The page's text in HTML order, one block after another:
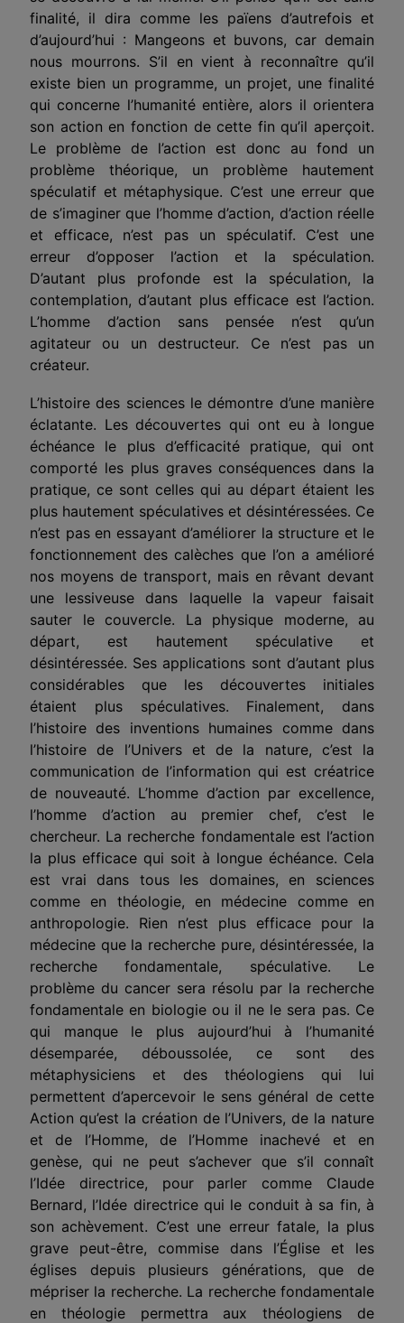
finalité, il dira comme les païens d’autrefois et
d’aujourd’hui : Mangeons et buvons, car demain
nous mourrons. S’il en vient à reconnaître qu’il
existe bien un programme, un projet, une finalité
qui concerne l’humanité entière, alors il orientera
son action en fonction de cette fin qu’il aperçoit.
Le problème de l’action est donc au fond un
problème théorique, un problème hautement
spéculatif et métaphysique. C’est une erreur que
de s’imaginer que l’homme d’action, d’action réelle
et efficace, n’est pas un spéculatif. C’est une
erreur d’opposer l’action et la spéculation.
D’autant plus profonde est la spéculation, la
contemplation, d’autant plus efficace est l’action.
L’homme d’action sans pensée n’est qu’un
agitateur ou un destructeur. Ce n’est pas un
créateur.
L’histoire des sciences le démontre d’une manière
éclatante. Les découvertes qui ont eu à longue
échéance le plus d’efficacité pratique, qui ont
comporté les plus graves conséquences dans la
pratique, ce sont celles qui au départ étaient les
plus hautement spéculatives et désintéressées. Ce
n’est pas en essayant d’améliorer la structure et le
fonctionnement des calèches que l’on a amélioré
nos moyens de transport, mais en rêvant devant
une lessiveuse dans laquelle la vapeur faisait
sauter le couvercle. La physique moderne, au
départ, est hautement spéculative et
désintéressée. Ses applications sont d’autant plus
considérables que les découvertes initiales
étaient plus spéculatives. Finalement, dans
l’histoire des inventions humaines comme dans
l’histoire de l’Univers et de la nature, c’est la
communication de l’information qui est créatrice
de nouveauté. L’homme d’action par excellence,
l’homme d’action au premier chef, c’est le
chercheur. La recherche fondamentale est l’action
la plus efficace qui soit à longue échéance. Cela
est vrai dans tous les domaines, en sciences
comme en théologie, en médecine comme en
anthropologie. Rien n’est plus efficace pour la
médecine que la recherche pure, désintéressée, la
recherche fondamentale, spéculative. Le
problème du cancer sera résolu par la recherche
fondamentale en biologie ou il ne le sera pas. Ce
qui manque le plus aujourd’hui à l’humanité
désemparée, déboussolée, ce sont des
métaphysiciens et des théologiens qui lui
permettent d’apercevoir le sens général de cette
Action qu’est la création de l’Univers, de la nature
et de l’Homme, de l’Homme inachevé et en
genèse, qui ne peut s’achever que s’il connaît
l’Idée directrice, pour parler comme Claude
Bernard, l’Idée directrice qui le conduit à sa fin, à
son achèvement. C’est une erreur fatale, la plus
grave peut-être, commise dans l’Église et les
églises depuis plusieurs générations, que de
mépriser la recherche. La recherche fondamentale
en théologie permettra aux théologiens de